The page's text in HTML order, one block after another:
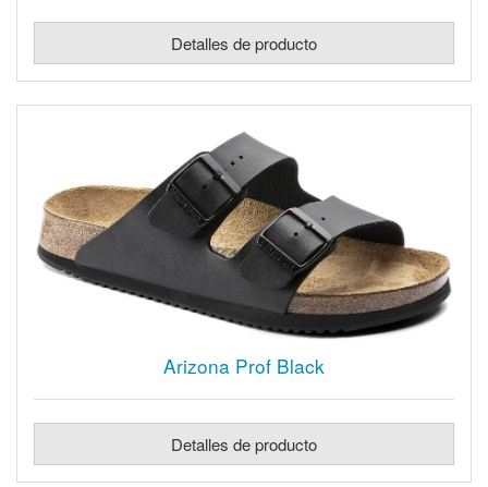
Detalles de producto
Arizona Prof Black
Detalles de producto